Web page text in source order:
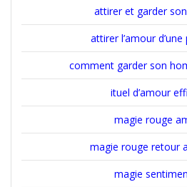
attirer et garder
attirer l’amour
comment garder son
ituel d’amour
magie rouge
magie rouge retour
magie